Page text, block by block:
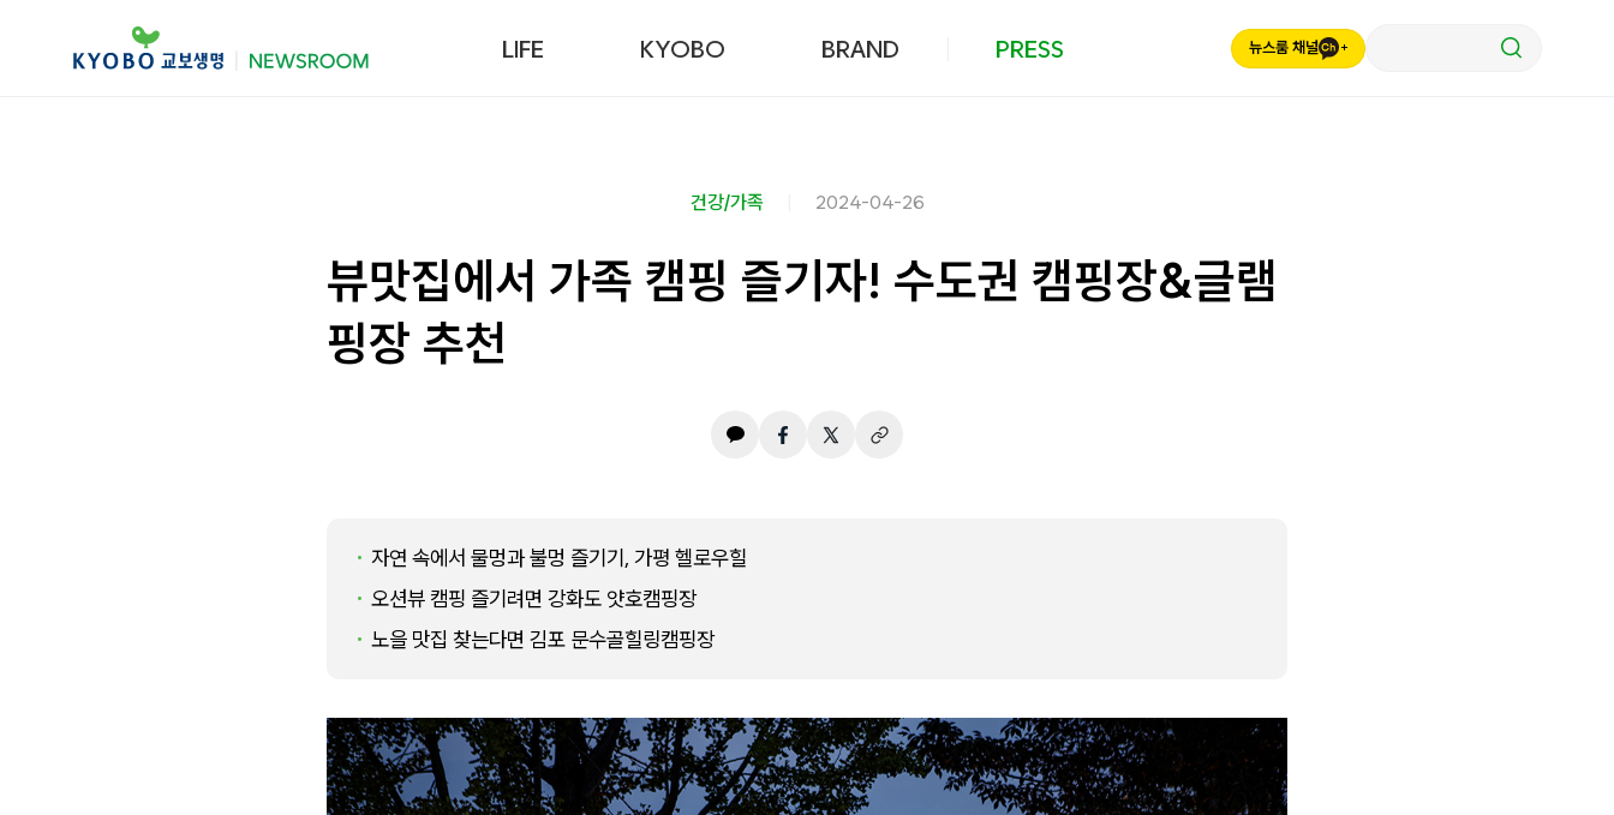
LIFE KYOBO BRAND PRESS 뉴스룸 채널
건강/가족 2024-04-26
뷰맛집에서 가족 캠핑 즐기자! 수도권 캠핑장&글램
핑장 추천
자연 속에서 물멍과 불멍 즐기기, 가평 헬로우힐
오션뷰 캠핑 즐기려면 강화도 얏호캠핑장
노을 맛집 찾는다면 김포 문수골힐링캠핑장